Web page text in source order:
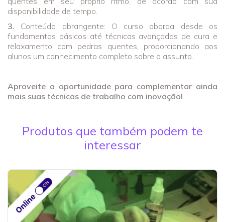
disponibilidade de tempo.
3. Conteúdo abrangente: O curso aborda desde os
fundamentos básicos até técnicas avançadas de cura e
relaxamento com pedras quentes, proporcionando aos
alunos um conhecimento completo sobre o assunto.
Aproveite a oportunidade para complementar ainda
mais suas técnicas de trabalho com inovação!
Produtos que também podem te
interessar